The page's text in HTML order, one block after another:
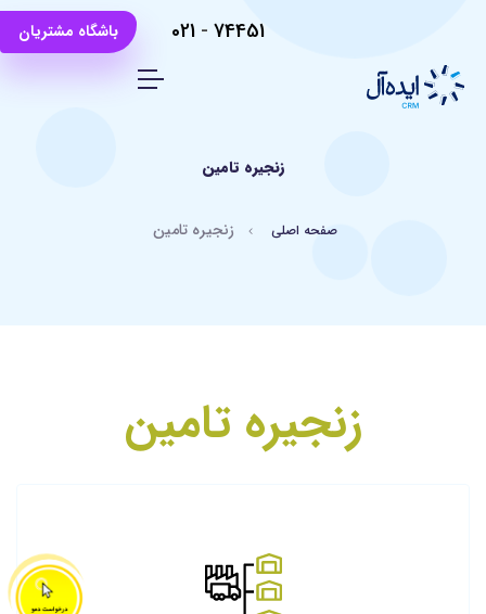
باشگاه مشتریان 74451
-
021
زنجیره تامین
صفحه اصلی زنجیره تامین
زنجیره تامین